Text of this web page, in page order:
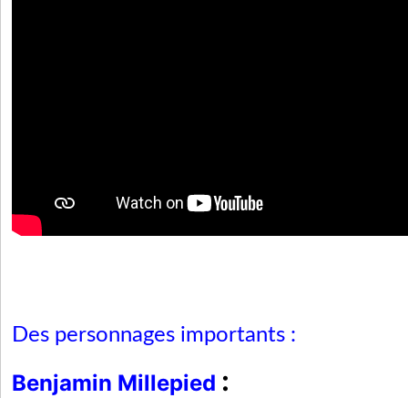
Des personnages importants :
Benjamin Millepied :